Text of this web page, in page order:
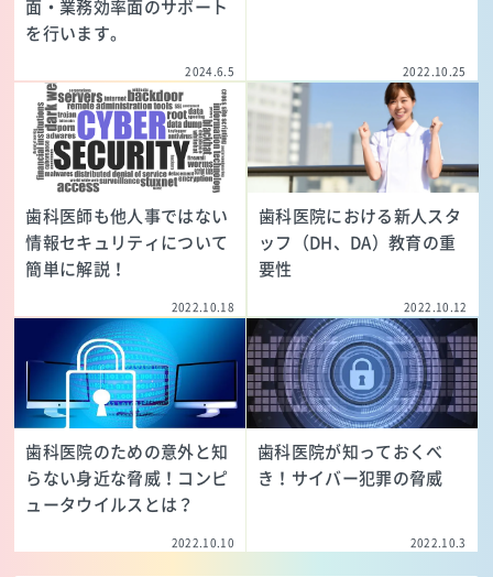
面・業務効率面のサポート
を行います。
2024.6.5 2022.10.25
歯科医師も他人事ではない
情報セキュリティについて
簡単に解説！
2022.10.18
歯科医院における新人スタ
ッフ（DH、DA）教育の重
要性
2022.10.12
歯科医院のための意外と知
らない身近な脅威！コンピ
ュータウイルスとは？
2022.10.10
歯科医院が知っておくべ
き！サイバー犯罪の脅威
2022.10.3